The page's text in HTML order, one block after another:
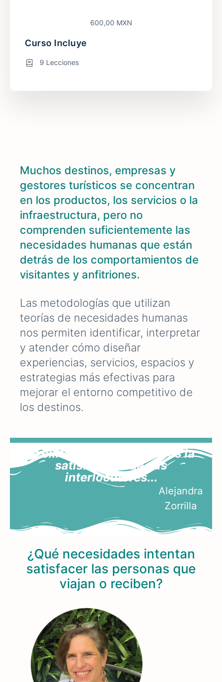
Muchos destinos, empresas y
gestores turísticos se concentran
en los productos, los servicios o la
infraestructura, pero no
comprenden suficientemente las
necesidades humanas que están
detrás de los comportamientos de
visitantes y anfitriones.
Las metodologías que utilizan
teorías de necesidades humanas
nos permiten identificar, interpretar
y atender cómo diseñar
experiencias, servicios, espacios y
estrategias más efectivas para
mejorar el entorno competitivo de
los destinos.
El éxito de los negocios es la
satisfacción de sus
interlocutores...
Alejandra
Zorrilla
¿Qué necesidades intentan
satisfacer las personas que
viajan o reciben?
600,00 MXN
Curso Incluye
9 Lecciones